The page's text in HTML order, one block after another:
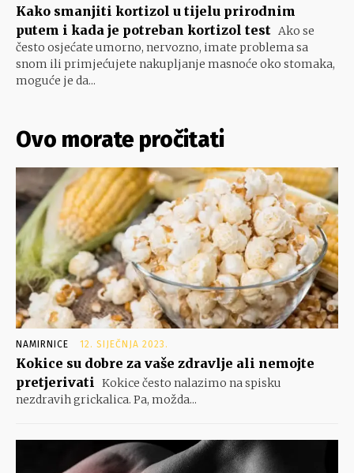
Kako smanjiti kortizol u tijelu prirodnim
putem i kada je potreban kortizol test Ako se
često osjećate umorno, nervozno, imate problema sa
snom ili primjećujete nakupljanje masnoće oko stomaka,
moguće je da...
Ovo morate pročitati
NAMIRNICE 12. SIJEČNJA 2023.
Kokice su dobre za vaše zdravlje ali nemojte
pretjerivati Kokice često nalazimo na spisku
nezdravih grickalica. Pa, možda...